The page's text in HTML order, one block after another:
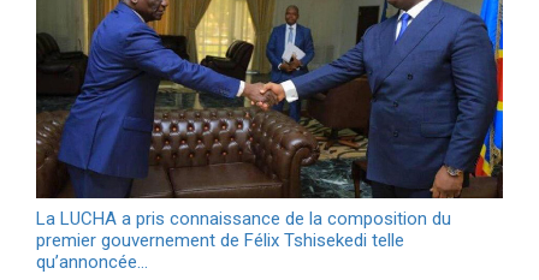
La LUCHA a pris connaissance de la composition du
premier gouvernement de Félix Tshisekedi telle
qu’annoncée…